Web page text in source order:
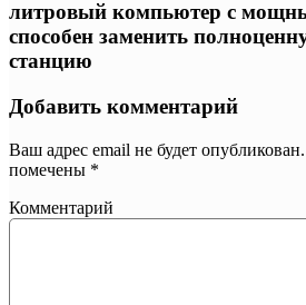
литровый компьютер с
способен заменить
станцию
Добавить комментарий
Ваш адрес email не будет опубликован.
помечены *
Комментарий